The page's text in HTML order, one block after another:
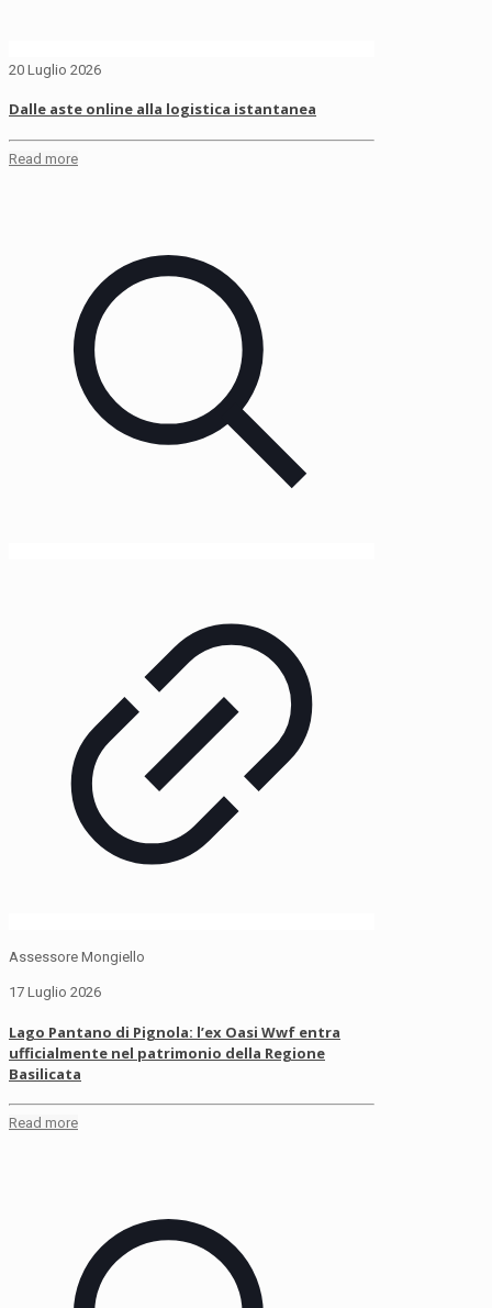
20 Luglio 2026
Dalle aste online alla logistica istantanea
Read more
Assessore Mongiello
17 Luglio 2026
Lago Pantano di Pignola: l’ex Oasi Wwf entra
ufficialmente nel patrimonio della Regione
Basilicata
Read more